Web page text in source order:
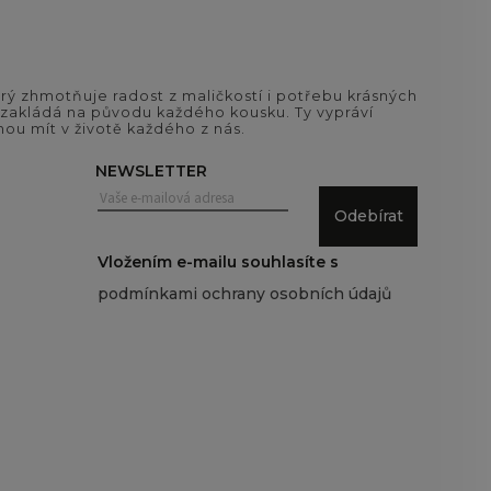
zhmotňuje radost z maličkostí i potřebu krásných
na původu každého kousku. Ty vypráví
mít v životě každého z nás.
NEWSLETTER
Odebírat
Vložením e-mailu souhlasíte s
podmínkami ochrany osobních údajů